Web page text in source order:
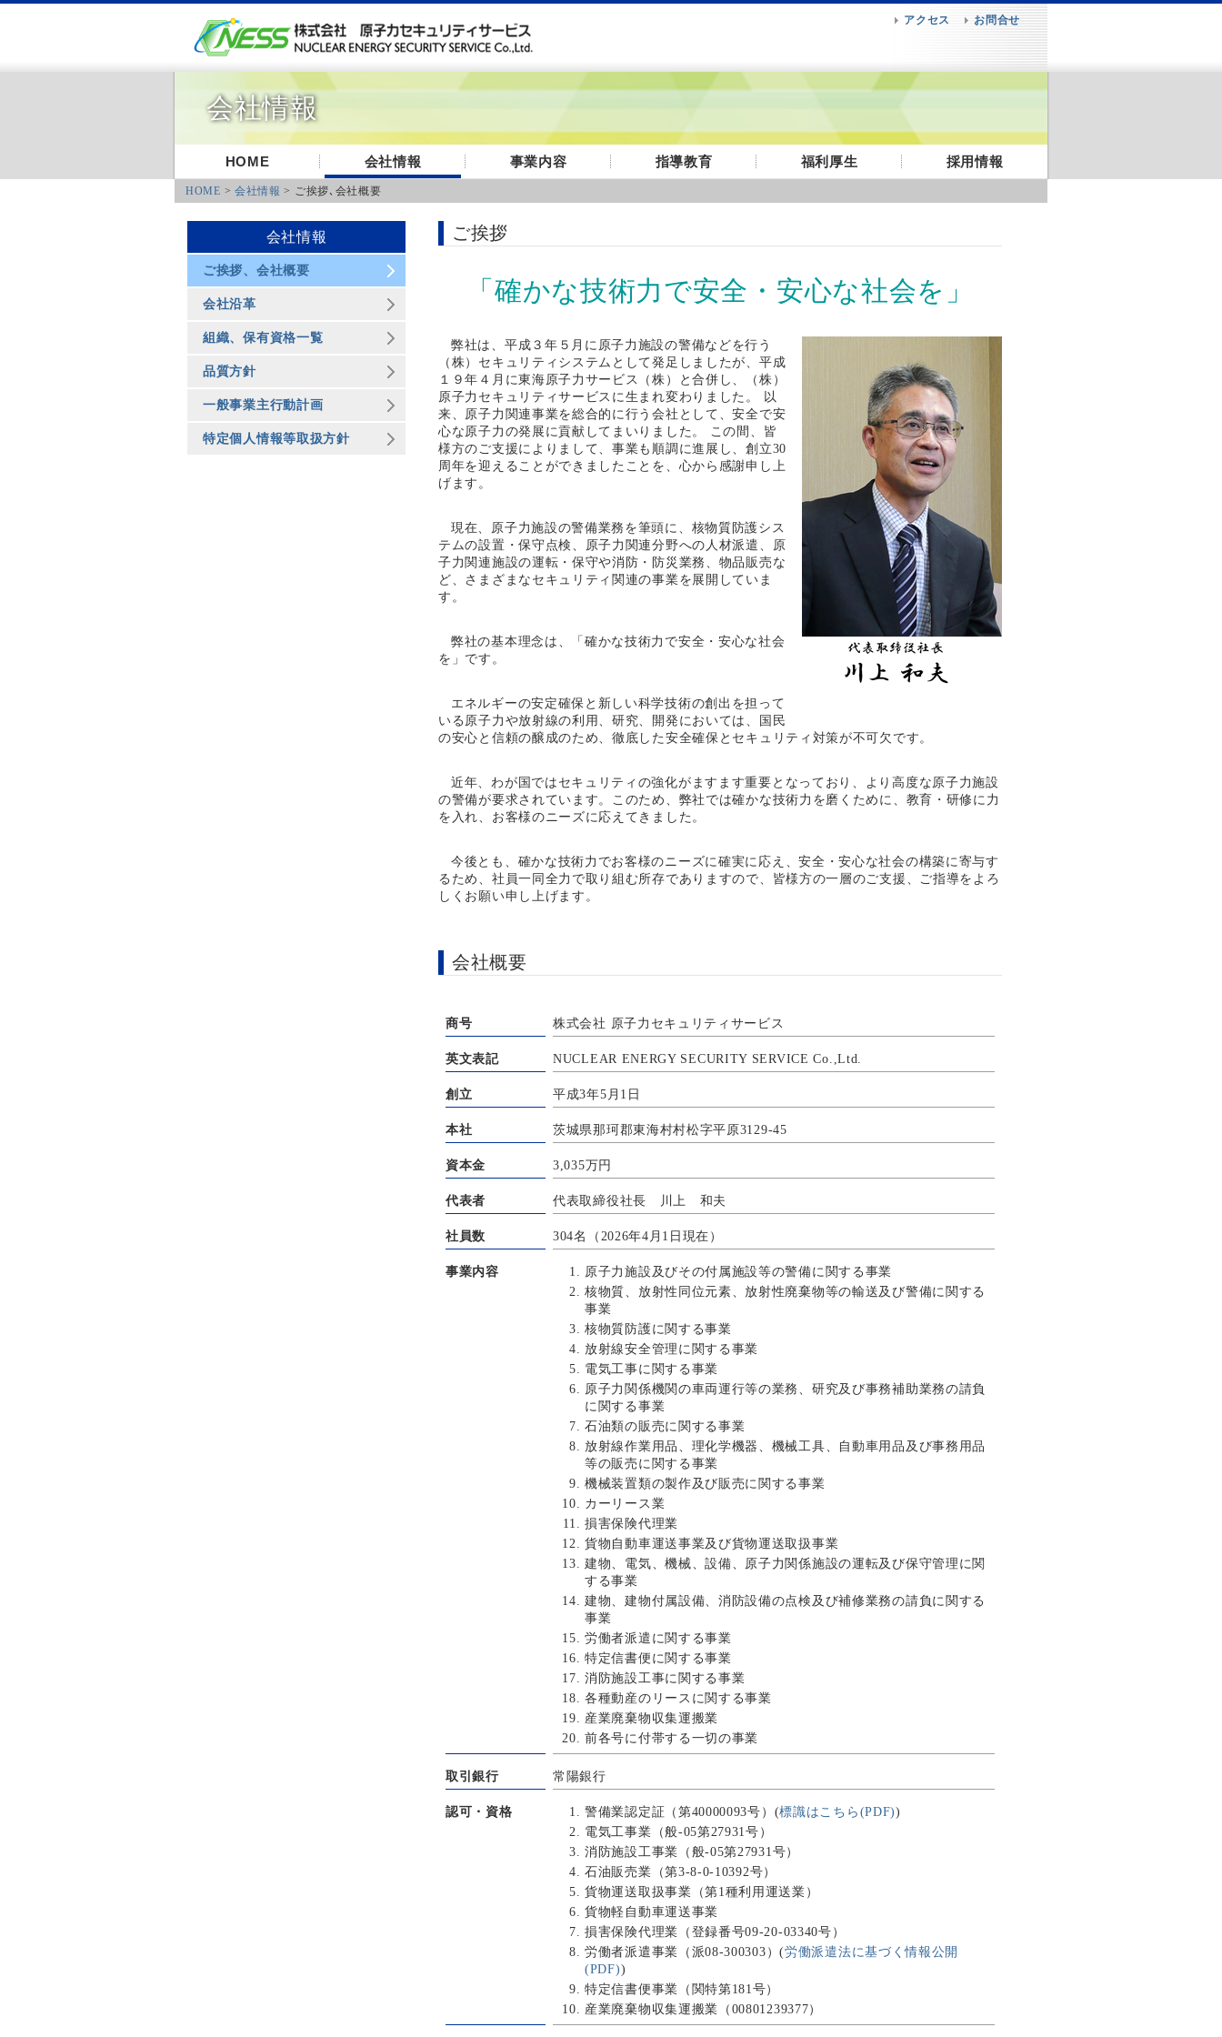
お問合せ
アクセス
会社情報
HOME 会社情報 事業内容 指導教育 福利厚生 採用情報
HOME > 会社情報 > ご挨拶､会社概要
会社情報
ご挨拶、会社概要
会社沿革
組織、保有資格一覧
品質方針
一般事業主行動計画
特定個人情報等取扱方針
ご挨拶
「確かな技術力で安全・安心な社会を」
弊社は、平成３年５月に原子力施設の警備などを行う
（株）セキュリティシステムとして発足しましたが、平成
１９年４月に東海原子力サービス（株）と合併し、（株）
原子力セキュリティサービスに生まれ変わりました。 以
来、原子力関連事業を総合的に行う会社として、安全で安
心な原子力の発展に貢献してまいりました。 この間、皆
様方のご支援によりまして、事業も順調に進展し、創立30
周年を迎えることができましたことを、心から感謝申し上
げます。
現在、原子力施設の警備業務を筆頭に、核物質防護シス
テムの設置・保守点検、原子力関連分野への人材派遣、原
子力関連施設の運転・保守や消防・防災業務、物品販売な
ど、さまざまなセキュリティ関連の事業を展開していま
す。
弊社の基本理念は、「確かな技術力で安全・安心な社会
を」です。
エネルギーの安定確保と新しい科学技術の創出を担って
いる原子力や放射線の利用、研究、開発においては、国民
の安心と信頼の醸成のため、徹底した安全確保とセキュリティ対策が不可欠です。
近年、わが国ではセキュリティの強化がますます重要となっており、より高度な原子力施設
の警備が要求されています。このため、弊社では確かな技術力を磨くために、教育・研修に力
を入れ、お客様のニーズに応えてきました。
今後とも、確かな技術力でお客様のニーズに確実に応え、安全・安心な社会の構築に寄与す
るため、社員一同全力で取り組む所存でありますので、皆様方の一層のご支援、ご指導をよろ
しくお願い申し上げます。
会社概要
商号 株式会社 原子力セキュリティサービス
英文表記 NUCLEAR ENERGY SECURITY SERVICE Co.,Ltd.
創立 平成3年5月1日
本社 茨城県那珂郡東海村村松字平原3129-45
資本金 3,035万円
代表者 代表取締役社長 川上 和夫
社員数 304名（2026年4月1日現在）
事業内容
原子力施設及びその付属施設等の警備に関する事業
核物質、放射性同位元素、放射性廃棄物等の輸送及び警備に関する
事業
核物質防護に関する事業
放射線安全管理に関する事業
電気工事に関する事業
原子力関係機関の車両運行等の業務、研究及び事務補助業務の請負
に関する事業
石油類の販売に関する事業
放射線作業用品、理化学機器、機械工具、自動車用品及び事務用品
等の販売に関する事業
機械装置類の製作及び販売に関する事業
カーリース業
損害保険代理業
貨物自動車運送事業及び貨物運送取扱事業
建物、電気、機械、設備、原子力関係施設の運転及び保守管理に関
する事業
建物、建物付属設備、消防設備の点検及び補修業務の請負に関する
事業
労働者派遣に関する事業
特定信書便に関する事業
消防施設工事に関する事業
各種動産のリースに関する事業
産業廃棄物収集運搬業
前各号に付帯する一切の事業
取引銀行 常陽銀行
認可・資格 警備業認定証（第40000093号）(標識はこちら(PDF))
電気工事業（般-05第27931号）
消防施設工事業（般-05第27931号）
石油販売業（第3-8-0-10392号）
貨物運送取扱事業（第1種利用運送業）
貨物軽自動車運送事業
損害保険代理業（登録番号09-20-03340号）
労働者派遣事業（派08-300303）(労働派遣法に基づく情報公開
(PDF))
特定信書便事業（関特第181号）
産業廃棄物収集運搬業（00801239377）